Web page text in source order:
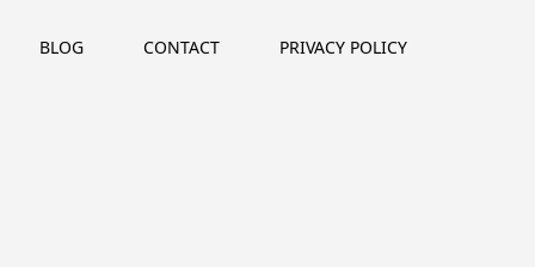
BLOG CONTACT PRIVACY POLICY